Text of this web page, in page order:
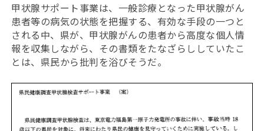
甲状腺サポート事業は、一般診療となった甲状腺がん
患者等の病気の状態を把握する、有効な手段の一つと
される中、県が、甲状腺がんの患者から高度な個人情
報を収集しながら、その書類をたなざらししていたこ
とは、県民から批判を浴びそうだ。